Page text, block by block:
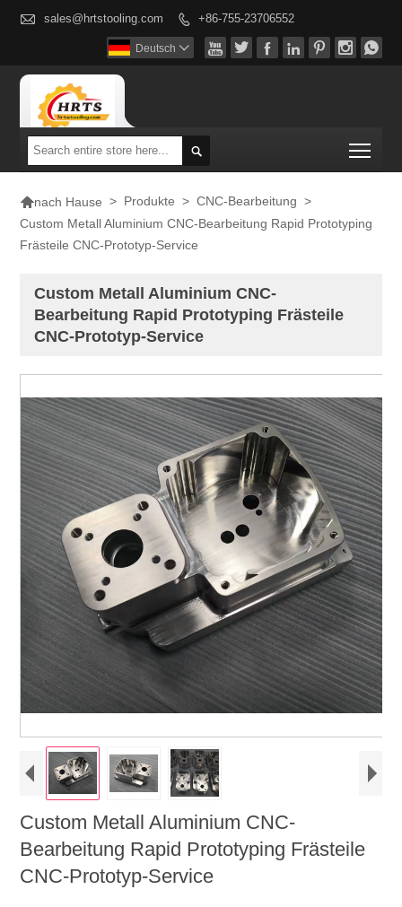
 sales@hrtstooling.com  +86-755-23706552
      
Deutsch 

nach Hause > Produkte > CNC-Bearbeitung >
Custom Metall Aluminium CNC-Bearbeitung Rapid Prototyping
Frästeile CNC-Prototyp-Service
Custom Metall Aluminium CNC-
Bearbeitung Rapid Prototyping Frästeile
CNC-Prototyp-Service
Custom Metall Aluminium CNC-
Bearbeitung Rapid Prototyping Frästeile
CNC-Prototyp-Service